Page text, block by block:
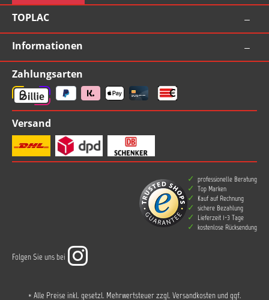
TOPLAC
Informationen
Zahlungsarten
Versand
professionelle Beratung
Top Marken
Kauf auf Rechnung
sichere Bezahlung
Lieferzeit 1-3 Tage
kostenlose Rücksendung
Folgen Sie uns bei
* Alle Preise inkl. gesetzl. Mehrwertsteuer zzgl. Versandkostenund ggf.